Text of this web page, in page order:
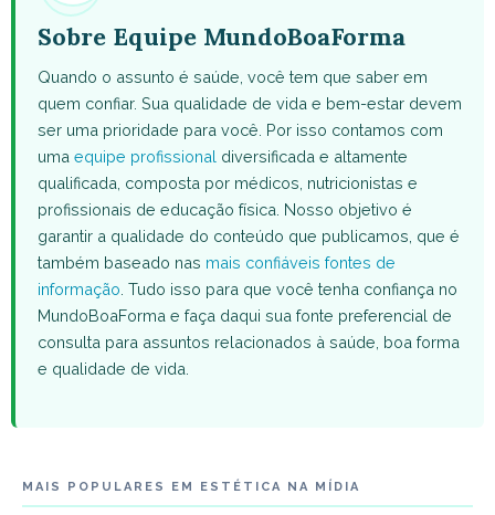
Sobre Equipe MundoBoaForma
Quando o assunto é saúde, você tem que saber em
quem confiar. Sua qualidade de vida e bem-estar devem
ser uma prioridade para você. Por isso contamos com
uma equipe profissional diversificada e altamente
qualificada, composta por médicos, nutricionistas e
profissionais de educação física. Nosso objetivo é
garantir a qualidade do conteúdo que publicamos, que é
também baseado nas mais confiáveis fontes de
informação . Tudo isso para que você tenha confiança no
MundoBoaForma e faça daqui sua fonte preferencial de
consulta para assuntos relacionados à saúde, boa forma
e qualidade de vida.
MAIS POPULARES EM ESTÉTICA NA MÍDIA